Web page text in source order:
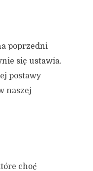
poprzedni
się ustawia.
postawy
naszej
choć